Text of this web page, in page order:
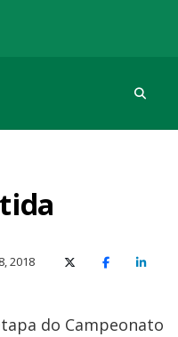
2018
X (Twitter)Facebook
O
do Campeonato